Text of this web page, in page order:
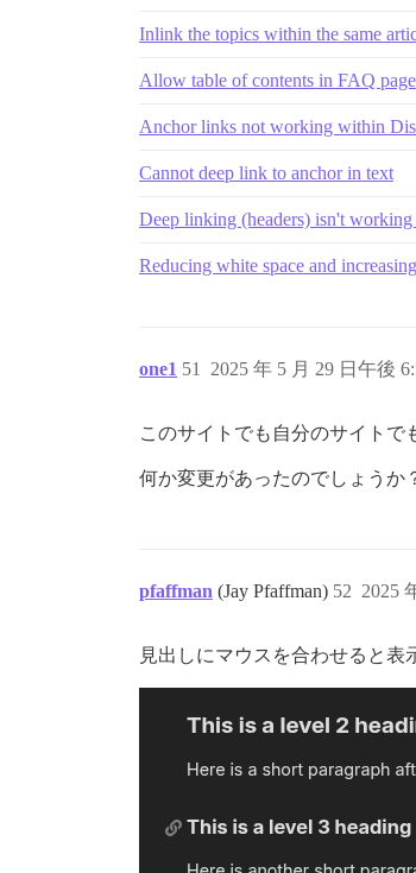
Inlink the topics within the same
Allow table of contents in FAQ page
Anchor links not working within
Cannot deep link to anchor in text
Deep linking (headers) isn't
Reducing white space and
one1 2025 年 5 月 29 日午後
51
このサイトでも自分のサイトで
何か変更があったのでしょうか
pfaffman (Jay Pfaffman) 2025
52
見出しにマウスを合わせると表